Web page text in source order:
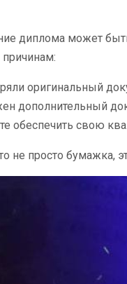
диплома может
оригинальный
дополнительный
обеспечить свою
не просто бумажка,